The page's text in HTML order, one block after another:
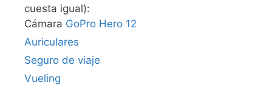
cuesta igual):
Cámara GoPro Hero 12
Auriculares
Seguro de viaje
Vueling